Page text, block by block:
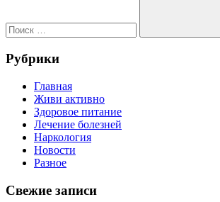
Рубрики
Главная
Живи активно
Здоровое питание
Лечение болезней
Наркология
Новости
Разное
Свежие записи